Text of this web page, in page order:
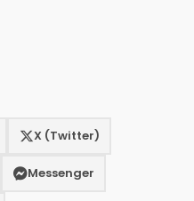
X (Twitter)
Messenger